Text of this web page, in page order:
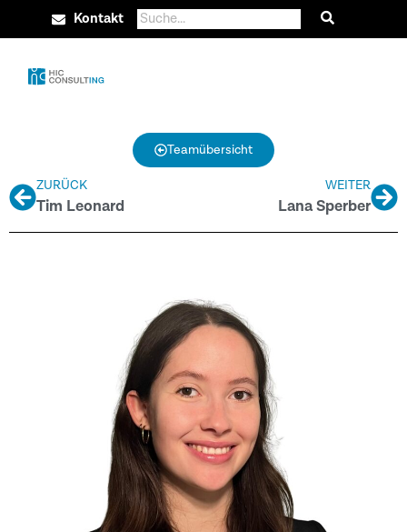
Kontakt
Teamübersicht
ZURÜCK
Tim Leonard
WEITER
Lana Sperber